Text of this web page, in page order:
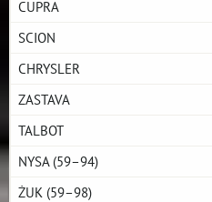
CUPRA
SCION
CHRYSLER
ZASTAVA
TALBOT
NYSA (59–94)
ŻUK (59–98)